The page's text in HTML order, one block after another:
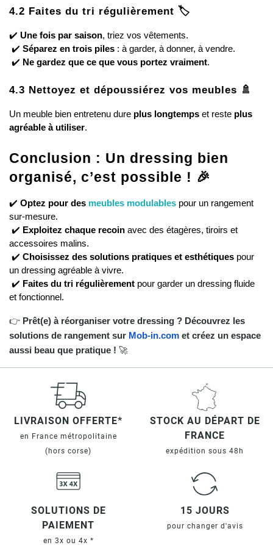
4.2 Faites du tri régulièrement 🏷️
✔️ Une fois par saison, triez vos vêtements.
✔️ Séparez en trois piles : à garder, à donner, à vendre.
✔️ Ne gardez que ce que vous portez vraiment.
4.3 Nettoyez et dépoussiérez vos meubles 🚿
Un meuble bien entretenu dure plus longtemps et reste plus
agréable à utiliser.
Conclusion : Un dressing bien
organisé, c’est possible ! 🎉
✔️ Optez pour des meubles modulables pour un rangement
sur-mesure.
✔️ Exploitez chaque recoin avec des étagères, tiroirs et
accessoires malins.
✔️ Choisissez des solutions pratiques et esthétiques pour
un dressing agréable à vivre.
✔️ Faites du tri régulièrement pour garder un dressing fluide
et fonctionnel.
👉 Prêt(e) à réorganiser votre dressing ? Découvrez les
solutions de rangement sur Mob-in.com et créez un espace
aussi beau que pratique ! 🚀
LIVRAISON OFFERTE*
en France métropolitaine
(hors corse)
STOCK AU DÉPART DE
FRANCE
expédition sous 48h
SOLUTIONS DE
PAIEMENT
en 3x ou 4x *
15 JOURS
pour changer d'avis